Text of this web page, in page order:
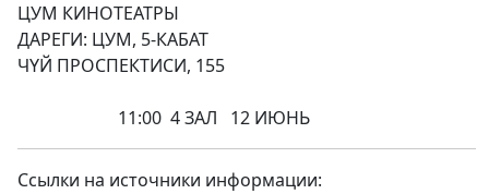
ЦУМ КИНОТЕАТРЫ
ДАРЕГИ: ЦУМ, 5-КАБАТ
ЧҮЙ ПРОСПЕКТИСИ, 155
11:00 4 ЗАЛ 12 ИЮНЬ
Ссылки на источники информации: